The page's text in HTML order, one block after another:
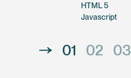
HTML 5
Javascript
01 02 03